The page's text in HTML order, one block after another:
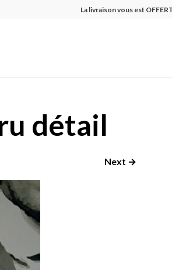
La livraison vous est
détail
Next →